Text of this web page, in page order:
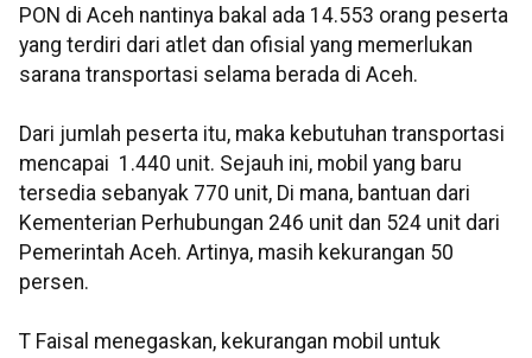
PON di Aceh nantinya bakal ada 14.553 orang peserta
yang terdiri dari atlet dan ofisial yang memerlukan
sarana transportasi selama berada di Aceh.
Dari jumlah peserta itu, maka kebutuhan transportasi
mencapai 1.440 unit. Sejauh ini, mobil yang baru
tersedia sebanyak 770 unit, Di mana, bantuan dari
Kementerian Perhubungan 246 unit dan 524 unit dari
Pemerintah Aceh. Artinya, masih kekurangan 50
persen.
T Faisal menegaskan, kekurangan mobil untuk